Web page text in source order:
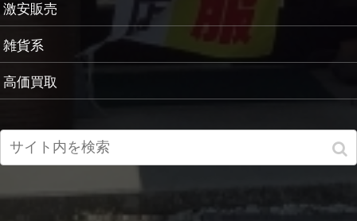
激安販売
雑貨系
高価買取